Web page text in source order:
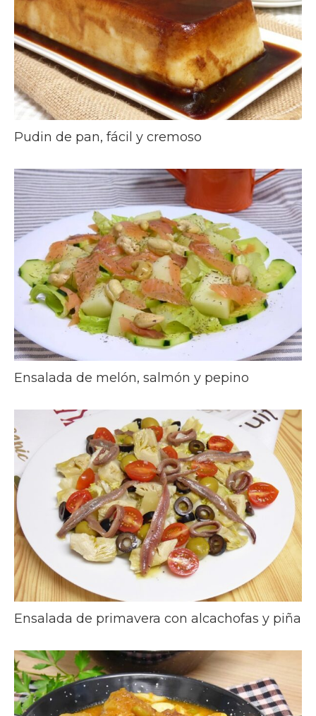
Pudin de pan, fácil y cremoso
Ensalada de melón, salmón y pepino
Ensalada de primavera con alcachofas y piña